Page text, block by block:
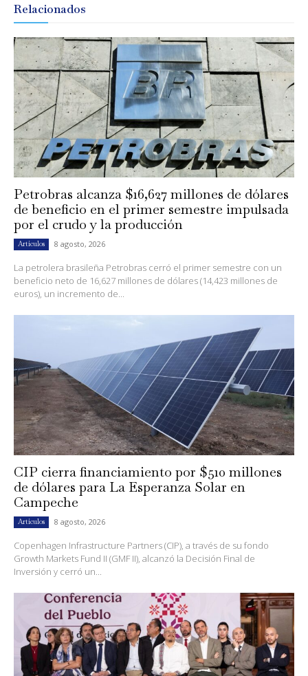
Relacionados
Petrobras alcanza $16,627 millones de dólares
de beneficio en el primer semestre impulsada
por el crudo y la producción
Artículos 8 agosto, 2026
La petrolera brasileña Petrobras cerró el primer semestre con un
beneficio neto de 16,627 millones de dólares (14,423 millones de
euros), un incremento de...
CIP cierra financiamiento por $510 millones
de dólares para La Esperanza Solar en
Campeche
Artículos 8 agosto, 2026
Copenhagen Infrastructure Partners (CIP), a través de su fondo
Growth Markets Fund II (GMF II), alcanzó la Decisión Final de
Inversión y cerró un...